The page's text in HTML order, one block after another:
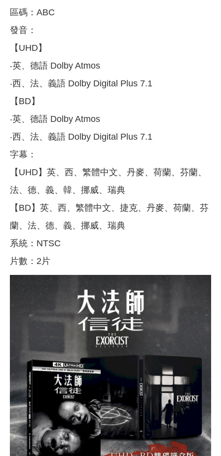
區碼：ABC
發音：
【UHD】
‧英、德語 Dolby Atmos
‧西、法、義語 Dolby Digital Plus 7.1
【BD】
‧英、德語 Dolby Atmos
‧西、法、義語 Dolby Digital Plus 7.1
字幕：
【UHD】英、西、繁體中文、丹麥、荷蘭、芬蘭、
法、德、義、韓、挪威、瑞典
【BD】英、西、繁體中文、捷克、丹麥、荷蘭、芬
蘭、法、德、義、挪威、瑞典
系統：NTSC
片數：2片